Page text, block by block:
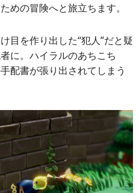
めの冒険へと旅立ちます。
目を作り出した“犯人”だと疑
に。ハイラルのあちこち
配書が張り出されてしまう